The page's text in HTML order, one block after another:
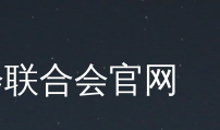
合会官网